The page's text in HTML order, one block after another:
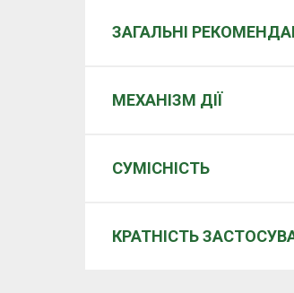
ЗАГАЛЬНІ
МЕХАНІЗМ ДІЇ
СУМІСНІСТЬ
КРАТНІСТЬ